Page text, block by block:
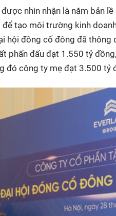
nhìn nhận là năm bản
tạo môi trường kinh
hội đồng cổ đông đã thông
phấn đấu đạt 1.550 tỷ
đó công ty mẹ đạt 3.500 tỷ